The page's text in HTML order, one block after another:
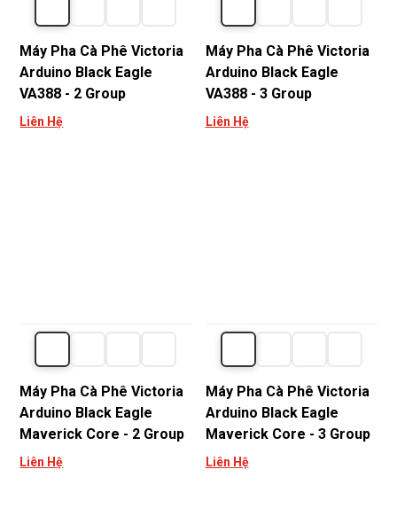
Máy Pha Cà Phê Victoria
Arduino Black Eagle
VA388 - 2 Group
Liên Hệ
Máy Pha Cà Phê Victoria
Arduino Black Eagle
VA388 - 3 Group
Liên Hệ
Máy Pha Cà Phê Victoria
Arduino Black Eagle
Maverick Core - 2 Group
Liên Hệ
Máy Pha Cà Phê Victoria
Arduino Black Eagle
Maverick Core - 3 Group
Liên Hệ